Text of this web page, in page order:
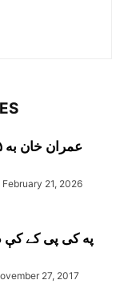
February 21, 2026
په کی پی کے کې
27, 2017